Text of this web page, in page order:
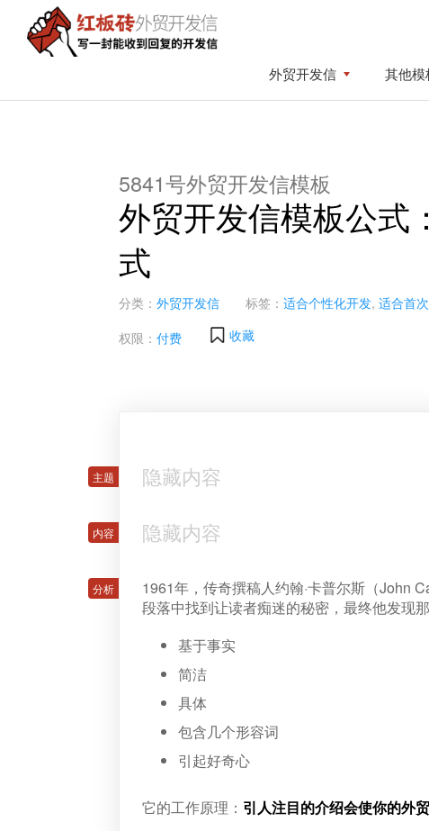
primary
content
砖
外贸开发信 其他模
5841号外贸开发信模板
外贸开发信模板公式
式
分类： 外贸开发信 标签： 适合个性化开发, 适合首
权限： 付费 收藏
隐藏内容
隐藏内容
1961年，传奇撰稿人约翰·卡普尔斯（John
段落中找到让读者痴迷的秘密，最终他发现
基于事实
简洁
具体
包含几个形容词
引起好奇心
它的工作原理： 引人注目的介绍会使你的外